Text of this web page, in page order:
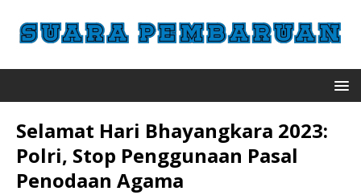
Selamat Hari Bhayangkara 2023:
Polri, Stop Penggunaan Pasal
Penodaan Agama